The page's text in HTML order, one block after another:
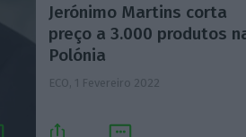
Jerónimo Martins corta
preço a 3.000 produtos
Polónia
ECO, 1 Fevereiro 2022